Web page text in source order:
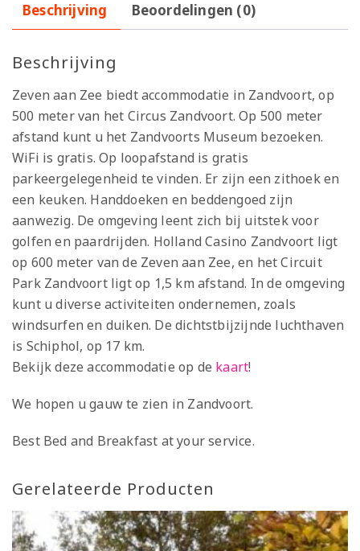
Beschrijving Beoordelingen (0)
Beschrijving
Zeven aan Zee biedt accommodatie in Zandvoort, op
500 meter van het Circus Zandvoort. Op 500 meter
afstand kunt u het Zandvoorts Museum bezoeken.
WiFi is gratis. Op loopafstand is gratis
parkeergelegenheid te vinden. Er zijn een zithoek en
een keuken. Handdoeken en beddengoed zijn
aanwezig. De omgeving leent zich bij uitstek voor
golfen en paardrijden. Holland Casino Zandvoort ligt
op 600 meter van de Zeven aan Zee, en het Circuit
Park Zandvoort ligt op 1,5 km afstand. In de omgeving
kunt u diverse activiteiten ondernemen, zoals
windsurfen en duiken. De dichtstbijzijnde luchthaven
is Schiphol, op 17 km.
Bekijk deze accommodatie op de kaart!
We hopen u gauw te zien in Zandvoort.
Best Bed and Breakfast at your service.
Gerelateerde Producten